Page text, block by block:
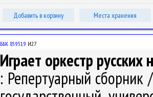
Добавить в корзину Места хранения
ББК 85.951.9 И27
Играет оркестр
: Репертуарный сборник